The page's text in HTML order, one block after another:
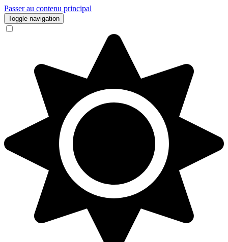
Passer au contenu principal
Toggle navigation